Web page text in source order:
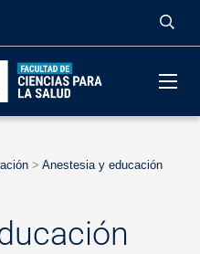
> Anestesia y educación